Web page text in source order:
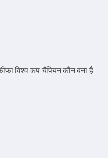
विश्व कप चैंपियन कौन बना है